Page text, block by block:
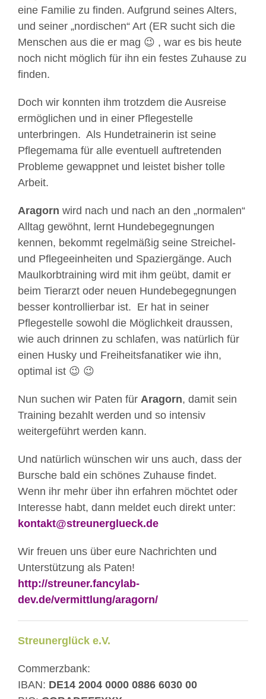
eine Familie zu finden. Aufgrund seines Alters,
und seiner „nordischen“ Art (ER sucht sich die
Menschen aus die er mag 😉 , war es bis heute
noch nicht möglich für ihn ein festes Zuhause zu
finden.
Doch wir konnten ihm trotzdem die Ausreise
ermöglichen und in einer Pflegestelle
unterbringen. Als Hundetrainerin ist seine
Pflegemama für alle eventuell auftretenden
Probleme gewappnet und leistet bisher tolle
Arbeit.
Aragorn wird nach und nach an den „normalen“
Alltag gewöhnt, lernt Hundebegegnungen
kennen, bekommt regelmäßig seine Streichel-
und Pflegeeinheiten und Spaziergänge. Auch
Maulkorbtraining wird mit ihm geübt, damit er
beim Tierarzt oder neuen Hundebegegnungen
besser kontrollierbar ist. Er hat in seiner
Pflegestelle sowohl die Möglichkeit draussen,
wie auch drinnen zu schlafen, was natürlich für
einen Husky und Freiheitsfanatiker wie ihn,
optimal ist 😉 😉
Nun suchen wir Paten für Aragorn, damit sein
Training bezahlt werden und so intensiv
weitergeführt werden kann.
Und natürlich wünschen wir uns auch, dass der
Bursche bald ein schönes Zuhause findet.
Wenn ihr mehr über ihn erfahren möchtet oder
Interesse habt, dann meldet euch direkt unter:
kontakt@streunerglueck.de
Wir freuen uns über eure Nachrichten und
Unterstützung als Paten!
http://streuner.fancylab-
dev.de/vermittlung/aragorn/
Streunerglück e.V.
Commerzbank:
IBAN: DE14 2004 0000 0886 6030 00